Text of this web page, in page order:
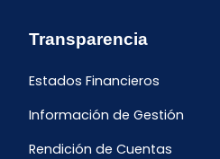
Transparencia
Estados Financieros
Información de Gestión
Rendición de Cuentas